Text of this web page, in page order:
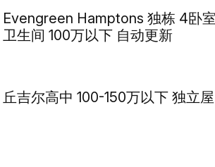
Evengreen Hamptons 独栋 4卧
卫生间 100万以下 自动更新
丘吉尔高中 100-150万以下 独立屋